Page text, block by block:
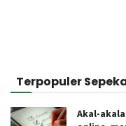
Terpopuler
Akal-